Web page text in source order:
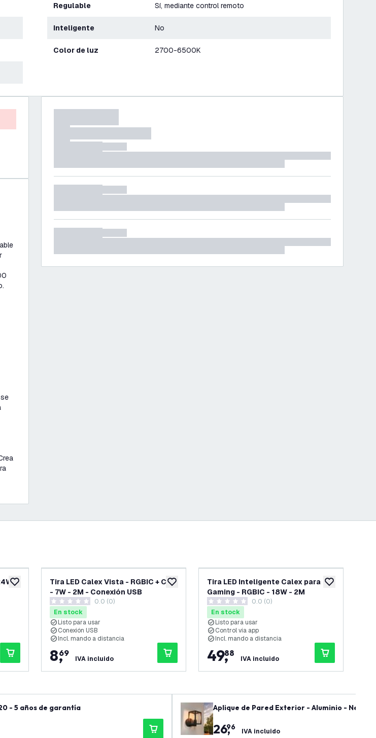
Regulable Sí, mediante control remoto
Inteligente No
Color de luz 2700-6500K
añadir a lista de deseos
-
añadir a lista de deseos
Tira LED Calex Vista - RGBIC + CCT
- 7W - 2M - Conexión USB
0 estrellas de puntuación
0.0 (0)
En stock
Listo para usar
Conexión USB
Incl. mando a distancia
8,
69
IVA incluido
añadir a lista
Tira LED Inteligente Calex para
Gaming - RGBIC - 18W - 2M
0 estrellas de puntuación
0.0 (0)
En stock
Listo para usar
Control vía app
Incl. mando a distancia
49,
88
IVA incluido
- 5 años de garantía Aplique de Pared Exterior - Aluminio - Negro
26,
96 IVA incluido